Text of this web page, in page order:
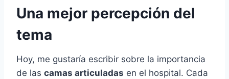
Una mejor percepción del
tema
Hoy, me gustaría escribir sobre la importancia
de las camas articuladas en el hospital. Cada